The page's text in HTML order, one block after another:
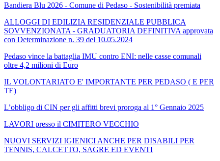
Bandiera Blu 2026 - Comune di Pedaso - Sostenibilità premiata
ALLOGGI DI EDILIZIA RESIDENZIALE PUBBLICA
SOVVENZIONATA - GRADUATORIA DEFINITIVA approvata
con Determinazione n. 39 del 10.05.2024
Pedaso vince la battaglia IMU contro ENI: nelle casse comunali
oltre 4,2 milioni di Euro
IL VOLONTARIATO E' IMPORTANTE PER PEDASO ( E PER
TE)
L’obbligo di CIN per gli affitti brevi proroga al 1° Gennaio 2025
LAVORI presso il CIMITERO VECCHIO
NUOVI SERVIZI IGIENICI ANCHE PER DISABILI PER
TENNIS, CALCETTO, SAGRE ED EVENTI